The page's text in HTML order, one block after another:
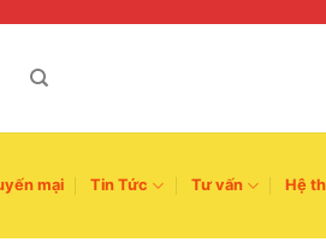
mại Tin Tức Tư vấn Hệ